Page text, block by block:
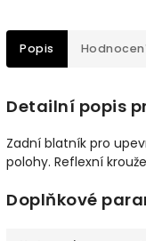
Popis
Detailní popis
Zadní blatník pro
polohy. Reflexní
Doplňkové